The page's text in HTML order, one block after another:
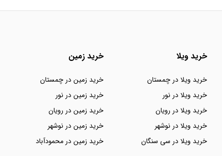
خرید ویلا
خرید ویلا در چمستان
خرید ویلا در نور
خرید ویلا در رویان
خرید ویلا در نوشهر
خرید ویلا در سی سنگان
خرید زمین
خرید زمین در چمستان
خرید زمین در نور
خرید زمین در رویان
خرید زمین در نوشهر
خرید زمین در محمودآباد